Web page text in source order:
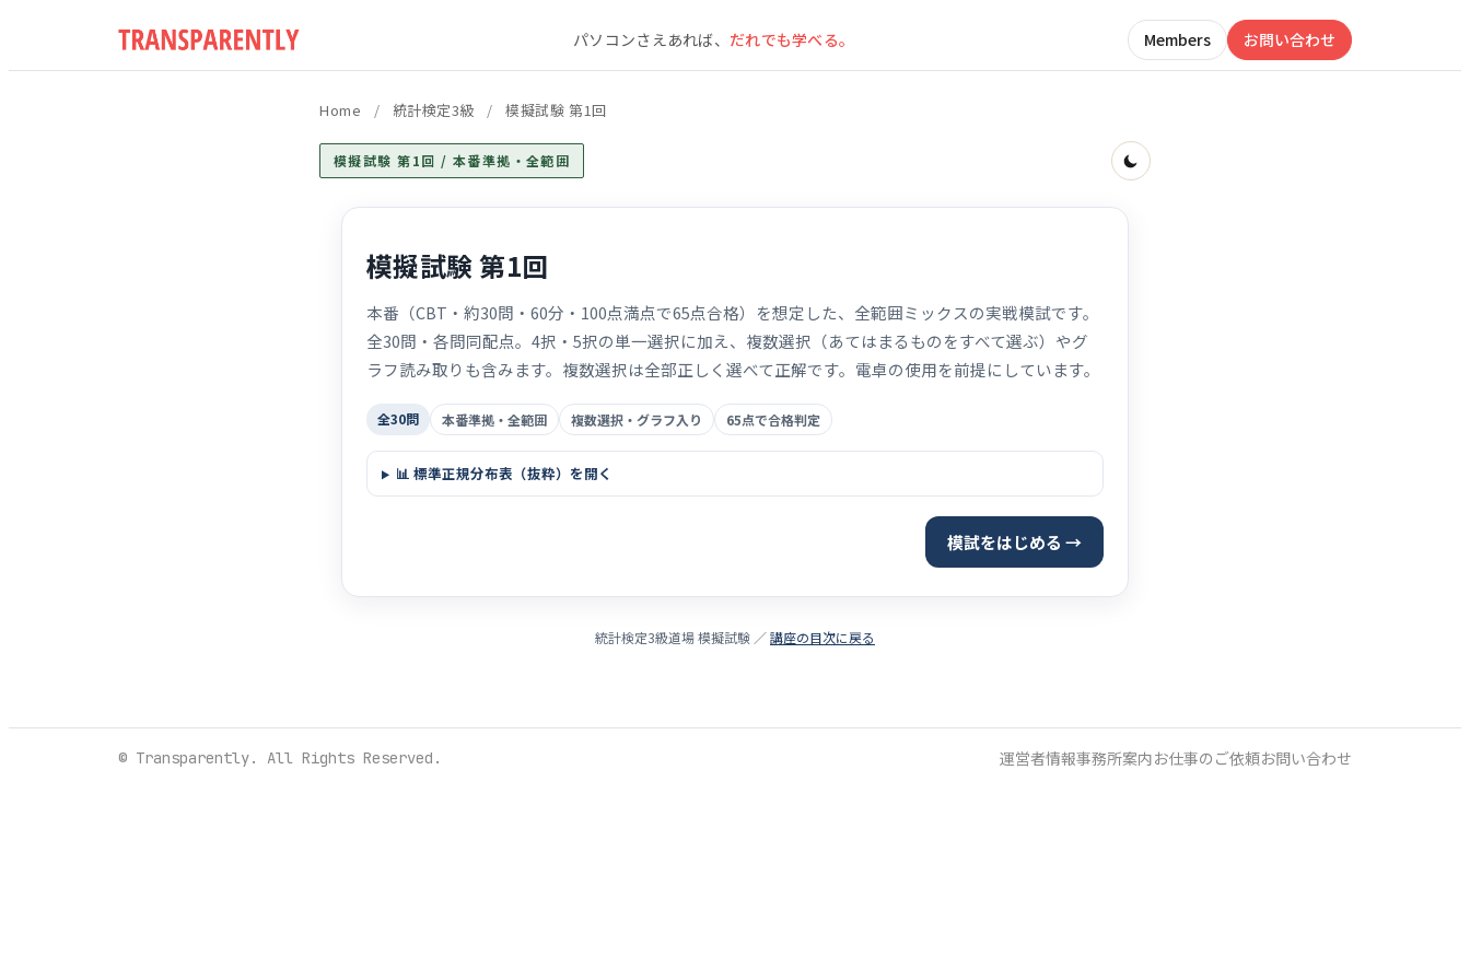
パソコンさえあれば、 だれでも学べる。 Members お問い合わせ
Home / 統計検定3級 / 模擬試験 第1回
模擬試験 第1回 / 本番準拠・全範囲
模擬試験 第1回
本番（CBT・約30問・60分・100点満点で65点合格）を想定した、全範囲ミックスの実戦模試です。
全30問・各問同配点。4択・5択の単一選択に加え、複数選択（あてはまるものをすべて選ぶ）やグ
ラフ読み取りも含みます。複数選択は全部正しく選べて正解です。電卓の使用を前提にしています。
全30問 本番準拠・全範囲 複数選択・グラフ入り 65点で合格判定
📊 標準正規分布表（抜粋）を開く
模試をはじめる →
統計検定3級道場 模擬試験 ／講座の目次に戻る
© Transparently. All Rights Reserved. 運営者情報事務所案内お仕事のご依頼お問い合わせ